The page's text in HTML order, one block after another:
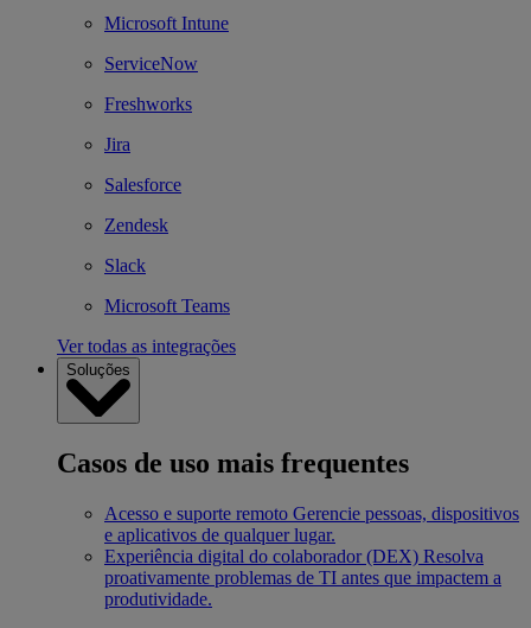
Microsoft Intune
ServiceNow
Freshworks
Jira
Salesforce
Zendesk
Slack
Microsoft Teams
Ver todas as integrações
Soluções
Casos de uso mais frequentes
Acesso e suporte remoto Gerencie pessoas, dispositivos
e aplicativos de qualquer lugar.
Experiência digital do colaborador (DEX) Resolva
proativamente problemas de TI antes que impactem a
produtividade.